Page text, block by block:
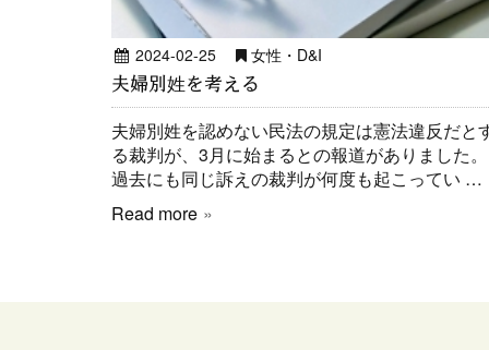
2024-02-25 女性・D&I
夫婦別姓を考える
夫婦別姓を認めない民法の規定は憲法違反だと
る裁判が、3月に始まるとの報道がありました。
過去にも同じ訴えの裁判が何度も起こってい …
Read more